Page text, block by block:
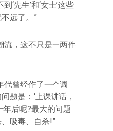
‘先生’和‘女士’这些
远了。”
流，这不只是一两件
代曾经作了一个调
题是：‘上课讲话，
年后呢?最大的问题
吸毒、自杀!”